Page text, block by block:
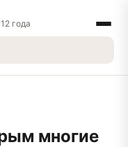
года
многие